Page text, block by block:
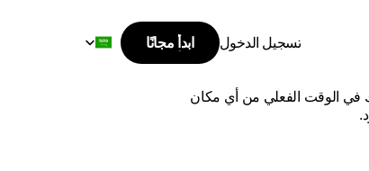
تسجيل الدخول
ابدأ مجانًا